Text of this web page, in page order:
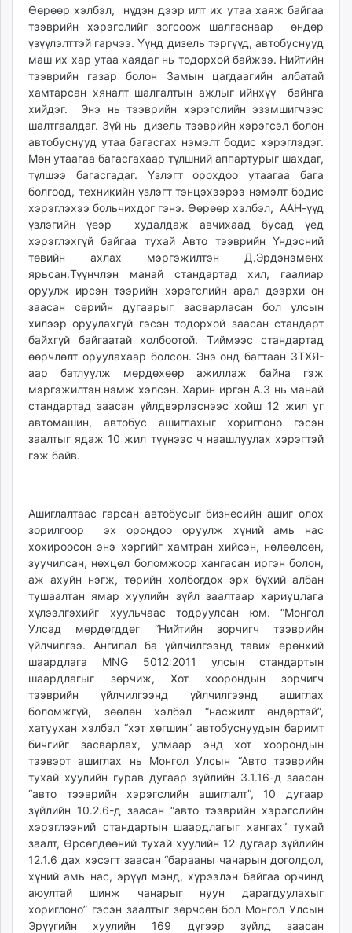
Өөрөөр хэлбэл, нүдэн дээр илт их утаа хаяж байгаа
тээврийн хэрэгслийг зогсоож шалгаснаар өндөр
үзүүлэлттэй гарчээ. Үүнд дизель тэргүүд, автобуснууд
маш их хар утаа хаядаг нь тодорхой байжээ. Нийтийн
тээврийн газар болон Замын цагдаагийн албатай
хамтарсан хяналт шалгалтын ажлыг ийнхүү байнга
хийдэг. Энэ нь тээврийн хэрэгслийн эзэмшигчээс
шалтгаалдаг. Зүй нь дизель тээврийн хэрэгсэл болон
автобуснууд утаа багасгах нэмэлт бодис хэрэглэдэг.
Мөн утаагаа багасгахаар түлшний аппартурыг шахдаг,
түлшээ багасгадаг. Үзлэгт орохдоо утаагаа бага
болгоод, техникийн үзлэгт тэнцэхээрээ нэмэлт бодис
хэрэглэхээ больчихдог гэнэ. Өөрөөр хэлбэл, ААН-үүд
үзлэгийн үеэр худалдаж авчихаад бусад үед
хэрэглэхгүй байгаа тухай Авто тээврийн Үндэсний
төвийн ахлах мэргэжилтэн Д.Эрдэнэмөнх
ярьсан.Түүнчлэн манай стандартад хил, гаалиар
оруулж ирсэн тээрийн хэрэгслийн арал дээрхи он
заасан серийн дугаарыг засварласан бол улсын
хилээр оруулахгүй гэсэн тодорхой заасан стандарт
байхгүй байгаатай холбоотой. Тиймээс стандартад
өөрчлөлт оруулахаар болсон. Энэ онд багтаан ЗТХЯ-
аар батлуулж мөрдөхөөр ажиллаж байна гэж
мэргэжилтэн нэмж хэлсэн. Харин иргэн А.З нь манай
стандартад заасан үйлдвэрлэснээс хойш 12 жил уг
автомашин, автобус ашиглахыг хориглоно гэсэн
заалтыг ядаж 10 жил түүнээс ч наашлуулах хэрэгтэй
гэж байв.
Ашиглалтаас гарсан автобусыг бизнесийн ашиг олох
зорилгоор эх орондоо оруулж хүний амь нас
хохироосон энэ хэргийг хамтран хийсэн, нөлөөлсөн,
зуучилсан, нөхцөл боломжоор хангасан иргэн болон,
аж ахуйн нэгж, төрийн холбогдох эрх бүхий албан
тушаалтан ямар хуулийн зүйл заалтаар хариуцлага
хүлээлгэхийг хуульчаас тодруулсан юм. “Монгол
Улсад мөрдөгддөг “Нийтийн зорчигч тээврийн
үйлчилгээ. Ангилал ба үйлчилгээнд тавих ерөнхий
шаардлага MNG 5012:2011 улсын стандартын
шаардлагыг зөрчиж, Хот хоорондын зорчигч
тээврийн үйлчилгээнд үйлчилгээнд ашиглах
боломжгүй, зөөлөн хэлбэл “насжилт өндөртэй”,
хатуухан хэлбэл “хэт хөгшин” автобуснуудын баримт
бичгийг засварлах, улмаар энд хот хоорондын
тээвэрт ашиглах нь Монгол Улсын “Авто тээврийн
тухай хуулийн гурав дугаар зүйлийн 3.1.16-д заасан
“авто тээврийн хэрэгслийн ашиглалт”, 10 дугаар
зүйлийн 10.2.6-д заасан “авто тээврийн хэрэгслийн
хэрэглээний стандартын шаардлагыг хангах” тухай
заалт, Өрсөлдөөний тухай хуулийн 12 дугаар зүйлийн
12.1.6 дах хэсэгт заасан “барааны чанарын доголдол,
хүний амь нас, эрүүл мэнд, хүрээлэн байгаа орчинд
аюултай шинж чанарыг нуун дарагдуулахыг
хориглоно” гэсэн заалтыг зөрчсөн бол Монгол Улсын
Эрүүгийн хуулийн 169 дүгээр зүйлд заасан